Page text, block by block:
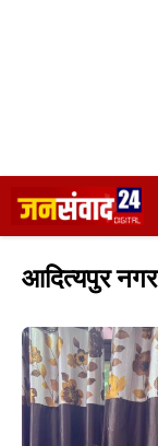
आदित्यपुर